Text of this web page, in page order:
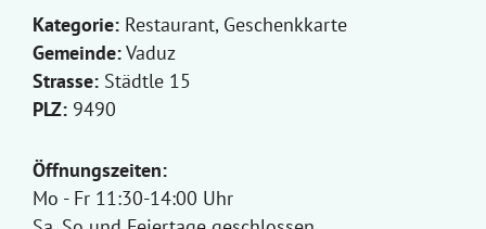
Kategorie: Restaurant, Geschenkkarte
Gemeinde:Vaduz
Strasse: Städtle 15
PLZ: 9490
Öffnungszeiten:
Mo - Fr 11:30-14:00 Uhr